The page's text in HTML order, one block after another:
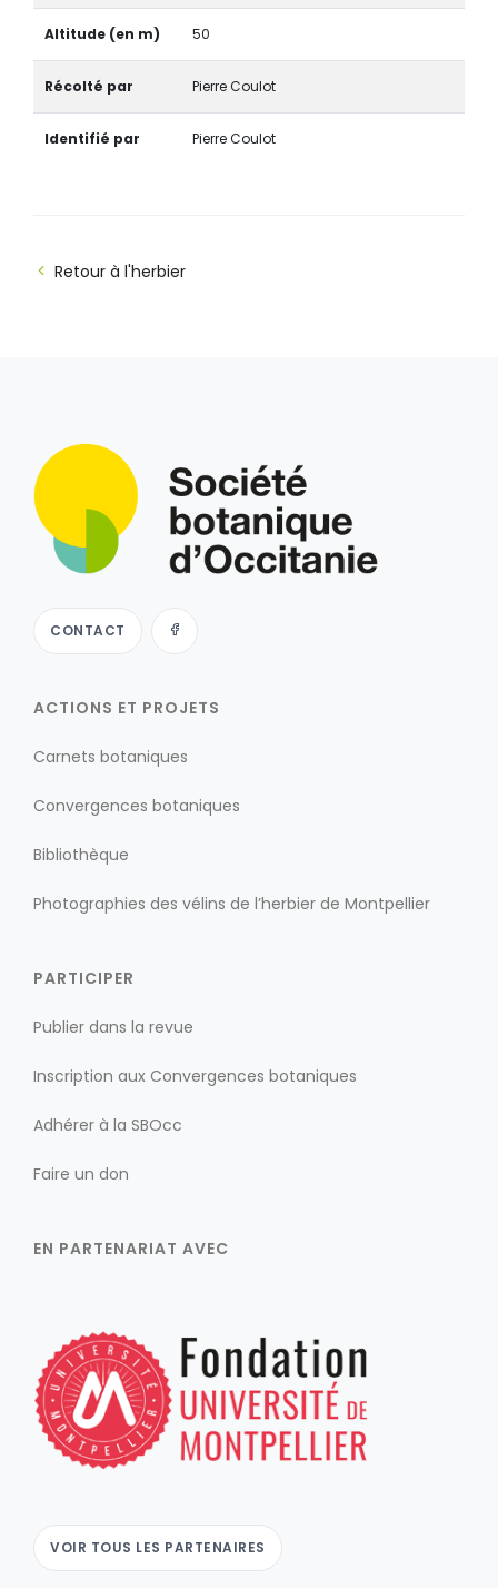
Altitude (en m) 50
Récolté par Pierre Coulot
Identifié par Pierre Coulot
Retour à l'herbier
CONTACT
ACTIONS ET PROJETS
Carnets botaniques
Convergences botaniques
Bibliothèque
Photographies des vélins de l’herbier de Montpellier
PARTICIPER
Publier dans la revue
Inscription aux Convergences botaniques
Adhérer à la SBOcc
Faire un don
EN PARTENARIAT AVEC
VOIR TOUS LES PARTENAIRES